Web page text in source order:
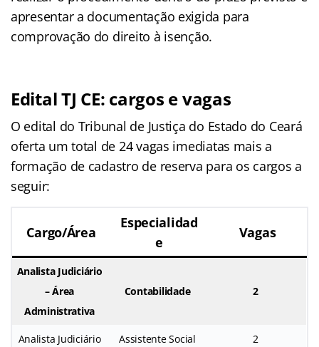
apresentar a documentação exigida para
comprovação do direito à isenção.
Edital TJ CE: cargos e vagas
O edital do Tribunal de Justiça do Estado do Ceará
oferta um total de 24 vagas imediatas mais a
formação de cadastro de reserva para os cargos a
seguir:
Cargo/Área
Especialidad
e
Vagas
Analista Judiciário
– Área
Administrativa
Contabilidade 2
Analista Judiciário Assistente Social 2